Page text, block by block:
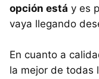
opción está y es
vaya llegando
En cuanto a
la mejor de todas